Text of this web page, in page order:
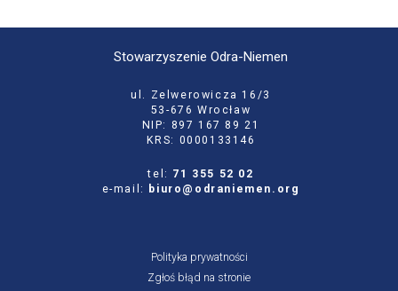
Stowarzyszenie Odra-Niemen
ul. Zelwerowicza 16/3
53-676 Wrocław
NIP: 897 167 89 21
KRS: 0000133146
tel: 71 355 52 02
e-mail:
biuro@odraniemen.org
Polityka prywatności
Zgłoś błąd na stronie